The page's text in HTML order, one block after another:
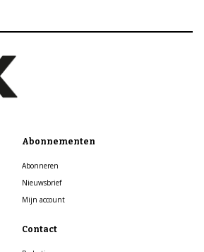
Abonnementen
Abonneren
Nieuwsbrief
Mijn account
Contact